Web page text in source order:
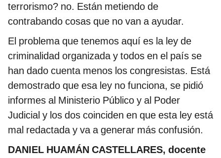
terrorismo? no. Están metiendo de
contrabando cosas que no van a ayudar.
El problema que tenemos aquí es la ley de
criminalidad organizada y todos en el país se
han dado cuenta menos los congresistas. Está
demostrado que esa ley no funciona, se pidió
informes al Ministerio Público y al Poder
Judicial y los dos coinciden en que esta ley está
mal redactada y va a generar más confusión.
DANIEL HUAMÁN CASTELLARES, docente